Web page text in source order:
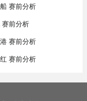
赛前分析
赛前分析
赛前分析
赛前分析